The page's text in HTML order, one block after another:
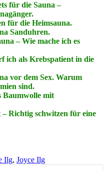
für die Sauna –
für die Heimsauna.
Sanduhren.
– Wie mache ich es
ich als Krebspatient in die
vor dem Sex. Warum
sind.
Baumwolle mit
Richtig schwitzen für eine
Ilg, Joyce Ilg